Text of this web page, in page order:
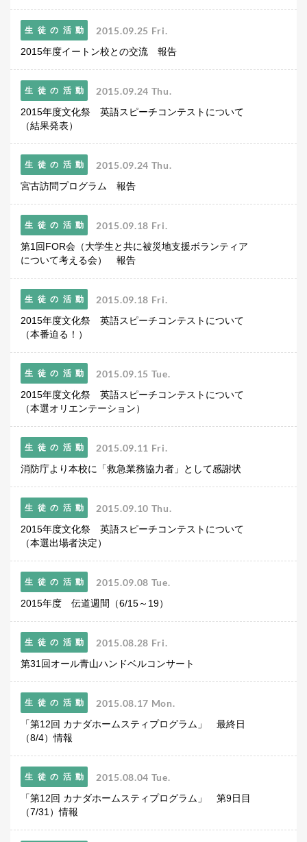
クラブ・同好会
生徒会活動
施設・設備
制服
生徒自主学習団体
生徒の表彰
ADMISSION
入試・入学案内
入試日程・出願資格
入試要項・出願書類
学校説明会
公開行事の紹介
入学金・学費
入試結果
入学試験問題
海外に住む中学生の方へ
上級学校訪問
中学校の先生方へ
志願者速報
合格者発表
よくあるご質問
INFORMATION
総合案内
ニュース・トピックス一覧
お問い合わせ
キャンパスマップ
ご支援をお考えの方へ
同窓会
個人情報保護への取り組み
このサイトについて
採用情報
地の塩、世の光（スクール・モットー）
生徒の活動 2015.09.25 Fri.
2015年度イートン校との交流 報告
生徒の活動 2015.09.24 Thu.
2015年度文化祭 英語スピーチコンテストについて
（結果発表）
生徒の活動 2015.09.24 Thu.
宮古訪問プログラム 報告
生徒の活動 2015.09.18 Fri.
第1回FOR会（大学生と共に被災地支援ボランティア
について考える会） 報告
生徒の活動 2015.09.18 Fri.
2015年度文化祭 英語スピーチコンテストについて
（本番迫る！）
生徒の活動 2015.09.15 Tue.
2015年度文化祭 英語スピーチコンテストについて
（本選オリエンテーション）
生徒の活動 2015.09.11 Fri.
消防庁より本校に「救急業務協力者」として感謝状
生徒の活動 2015.09.10 Thu.
2015年度文化祭 英語スピーチコンテストについて
（本選出場者決定）
生徒の活動 2015.09.08 Tue.
2015年度 伝道週間（6/15～19）
生徒の活動 2015.08.28 Fri.
第31回オール青山ハンドベルコンサート
生徒の活動 2015.08.17 Mon.
「第12回 カナダホームスティプログラム」 最終日
（8/4）情報
生徒の活動 2015.08.04 Tue.
「第12回 カナダホームスティプログラム」 第9日目
（7/31）情報